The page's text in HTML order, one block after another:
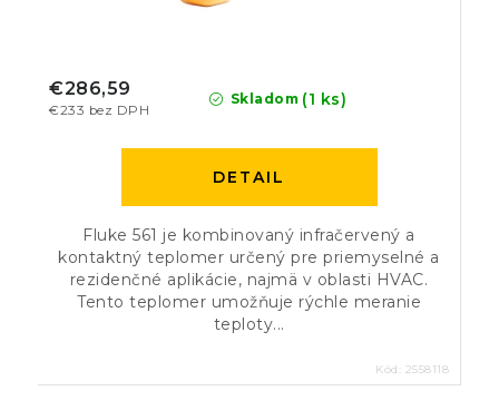
Skladom (1 ks)
€233 bez DPH
€286,59
DETAIL
Fluke 561 je kombinovaný infračervený a
kontaktný teplomer určený pre priemyselné a
rezidenčné aplikácie, najmä v oblasti HVAC.
Tento teplomer umožňuje rýchle meranie
teploty...
Kód: 2558118